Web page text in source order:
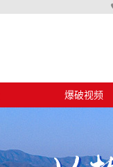
爆破视频